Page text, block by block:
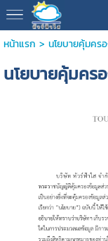
หน้าแรก > นโยบายคุ้มคร
นโยบายคุ้มค